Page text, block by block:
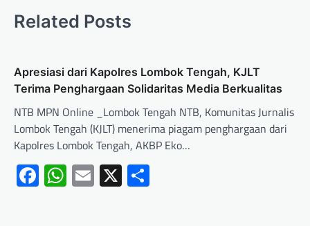
Related Posts
Apresiasi dari Kapolres Lombok Tengah, KJLT
Terima Penghargaan Solidaritas Media Berkualitas
NTB MPN Online _Lombok Tengah NTB, Komunitas Jurnalis
Lombok Tengah (KJLT) menerima piagam penghargaan dari
Kapolres Lombok Tengah, AKBP Eko…
Facebook
WhatsApp
Email
X